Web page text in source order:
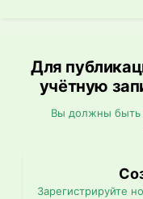
Для
учётную
Вы должны быть
Зарегистрируйте